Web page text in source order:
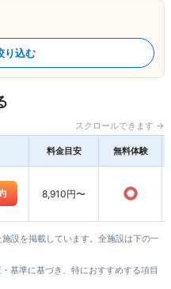
り込む
スクロールできます →
料金目安 無料体験
8,910円〜 ○
設を掲載しています。全施設は下の一
基準に基づき、特におすすめする項目